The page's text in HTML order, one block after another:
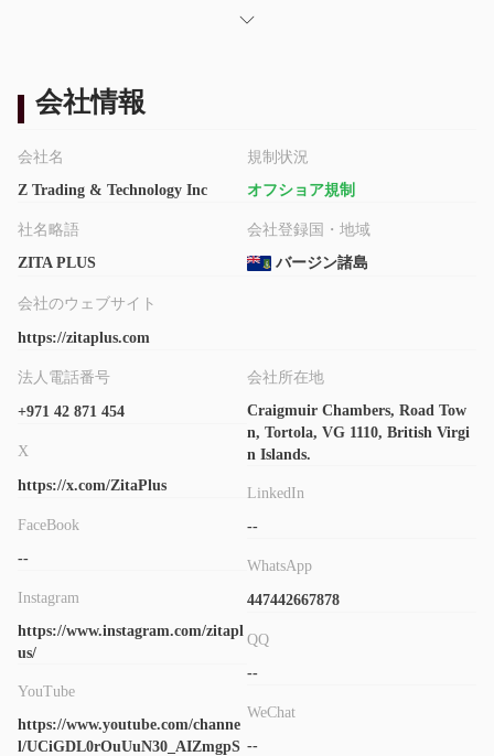
ップフリー口座、プロ口座の4種類の口座を提供してお
の規制されたブローカーと比較してかなり高いです。
レバレッジ
座とRAWトレード口座では、レバレッジは最大 1000倍
ことができます。一方、スワップフリー口座とプロ口座では、レ
バレッジは最大
ZitaPlus手数料
スタンダード口座は1.2銭からのスプレッドを持ち、手数料はあり
ません。
替取引には$8、金属取引には$12の手数料がかかります。
スワップフリー口座は0.7銭からのスプレッドを持ち、外国為替
取引には$8、金属取引には$12の手数料がかかります。
プロ口座は0.6銭からのスプレッドを持ち、手数料はありませ
ん。
ZitaPlusは
を取引するために提供しています。プラットフォ
ームには高度な取引機能、強力な分析ツール、迅速な取引が備わ
っており、初心者から経験豊富なトレーダーまでに適していま
す。
入金と出金
会社情報
会社名
Z Trading & Technology Inc
社名略語
ZITA PLUS
規制状況
オフショア規制
会社登録国・地域
バージン諸島
会社のウェブサイト
https://zitaplus.com
法人電話番号
+971 42 871 454
X
https://x.com/ZitaPlus
FaceBook
--
Instagram
https://www.instagram.com/zitapl
us/
YouTube
https://www.youtube.com/channe
l/UCiGDL0rOuUuN30_AIZmgpS
会社所在地
Craigmuir Chambers, Road Tow
n, Tortola, VG 1110, British Virgi
n Islands.
LinkedIn
--
WhatsApp
447442667878
QQ
--
WeChat
--